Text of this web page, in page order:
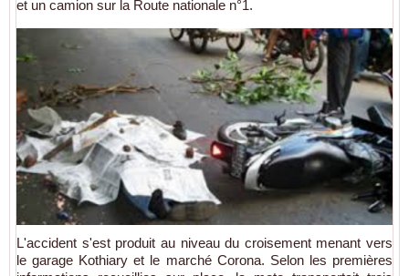
et un camion sur la Route nationale n°1.
L'accident s'est produit au niveau du croisement menant vers
le garage Kothiary et le marché Corona. Selon les premières